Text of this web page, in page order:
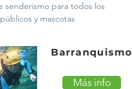
senderismo para todos los
públicos y mascotas
Barranquismo
Más info